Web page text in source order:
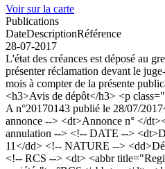
Voir sur la carte
Publications
DateDescriptionRéférence
28-07-2017
L'état des créances est déposé au
présenter réclamation devant le
mois à compter de la présente
<h3>Avis de dépôt</h3> <p
A n°20170143 publié le 28/07/
annonce --> <dt>Annonce n° </
annulation --> <!-- DATE -->
11</dd> <!-- NATURE -->
<!-- RCS --> <dt> <abbr